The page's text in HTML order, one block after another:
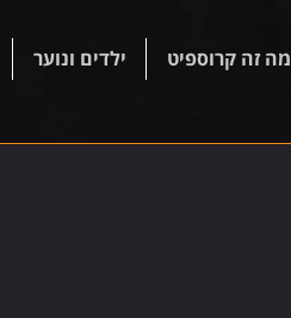
מה זה קרוספיט ילדים ונוער